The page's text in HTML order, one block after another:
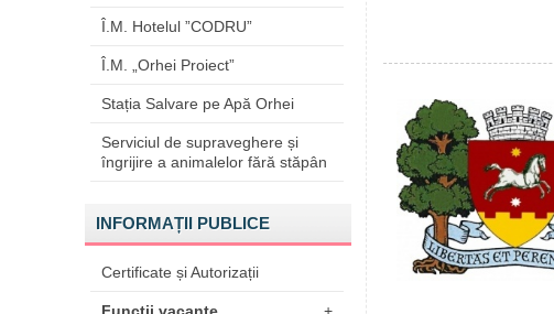
Î.M. Hotelul ”CODRU”
Î.M. „Orhei Proiect”
Stația Salvare pe Apă Orhei
Serviciul de supraveghere și
îngrijire a animalelor fără stăpân
INFORMAȚII PUBLICE
Certificate și Autorizații